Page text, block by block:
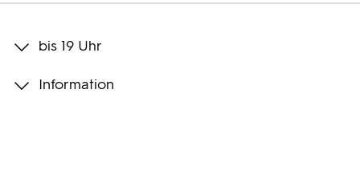
Bilder
bis 19 Uhr
Information